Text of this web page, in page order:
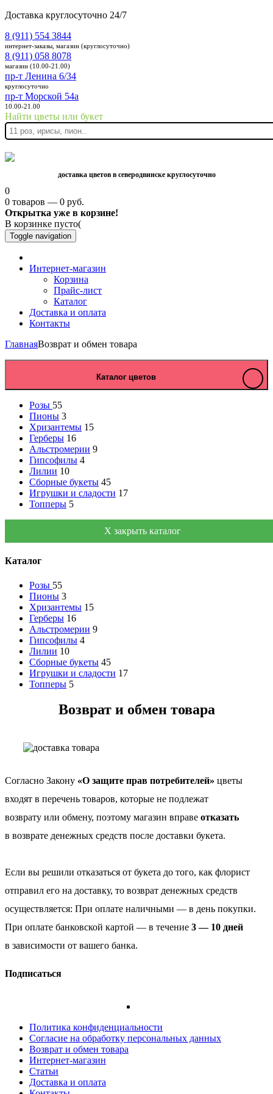
Доставка круглосуточно 24/7
8 (911) 554 3844
интернет-заказы, магазин (круглосуточно)
8 (911) 058 8078
магазин (10.00-21.00)
пр-т Ленина 6/34
круглосуточно
пр-т Морской 54а
10.00-21.00
Найти цветы или букет
доставка цветов в северодвинске круглосуточно
0
0 товаров — 0 руб.
Открытка уже в корзине!
В корзинке пусто(
Toggle navigation
Интернет-магазин
Корзина
Прайс-лист
Каталог
Доставка и оплата
Контакты
ГлавнаяВозврат и обмен товара
Каталог цветов
Розы 55
Пионы 3
Хризантемы 15
Герберы 16
Альстромерии 9
Гипсофилы 4
Лилии 10
Сборные букеты 45
Игрушки и сладости 17
Топперы 5
X закрыть каталог
Каталог
Розы 55
Пионы 3
Хризантемы 15
Герберы 16
Альстромерии 9
Гипсофилы 4
Лилии 10
Сборные букеты 45
Игрушки и сладости 17
Топперы 5
Возврат и обмен товара
Согласно Закону «О защите прав потребителей» цветы
входят в перечень товаров, которые не подлежат
возврату или обмену, поэтому магазин вправе отказать
в возврате денежных средств после доставки букета.
Если вы решили отказаться от букета до того, как флорист
отправил его на доставку, то возврат денежных средств
осуществляется: При оплате наличными — в день покупки.
При оплате банковской картой — в течение 3 — 10 дней
в зависимости от вашего банка.
Подписаться
Политика конфиденциальности
Согласие на обработку персональных данных
Возврат и обмен товара
Интернет-магазин
Статьи
Доставка и оплата